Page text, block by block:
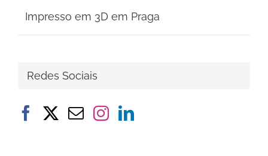
Impresso em 3D em Praga
Redes Sociais